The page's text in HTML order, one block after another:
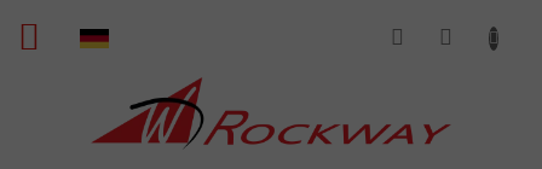
Inhalt
springen
WARENKORB